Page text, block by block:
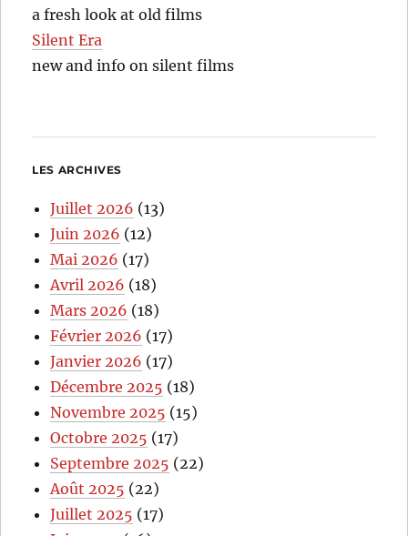
a fresh look at old films
Silent Era
new and info on silent films
LES ARCHIVES
Juillet 2026 (13)
Juin 2026 (12)
Mai 2026 (17)
Avril 2026 (18)
Mars 2026 (18)
Février 2026 (17)
Janvier 2026 (17)
Décembre 2025 (18)
Novembre 2025 (15)
Octobre 2025 (17)
Septembre 2025 (22)
Août 2025 (22)
Juillet 2025 (17)